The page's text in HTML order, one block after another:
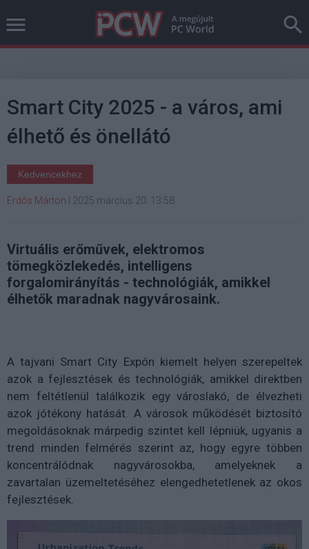
Smart City 2025 - a város, ami
élhető és önellátó
Kedvencekhez
Erdős Márton 2025 március 20. 13:58
Virtuális erőművek, elektromos
tömegközlekedés, intelligens
forgalomirányítás - technológiák, amikkel
élhetők maradnak nagyvárosaink.
A tajvani Smart City Expón kiemelt helyen szerepeltek
azok a fejlesztések és technológiák, amikkel direktben
nem feltétlenül találkozik egy városlakó, de élvezheti
azok jótékony hatását. A városok működését biztosító
megoldásoknak márpedig szintet kell lépniük, ugyanis a
trend minden felmérés szerint az, hogy egyre többen
koncentrálódnak nagyvárosokba, amelyeknek a
zavartalan üzemeltetéséhez elengedhetetlenek az okos
fejlesztések.